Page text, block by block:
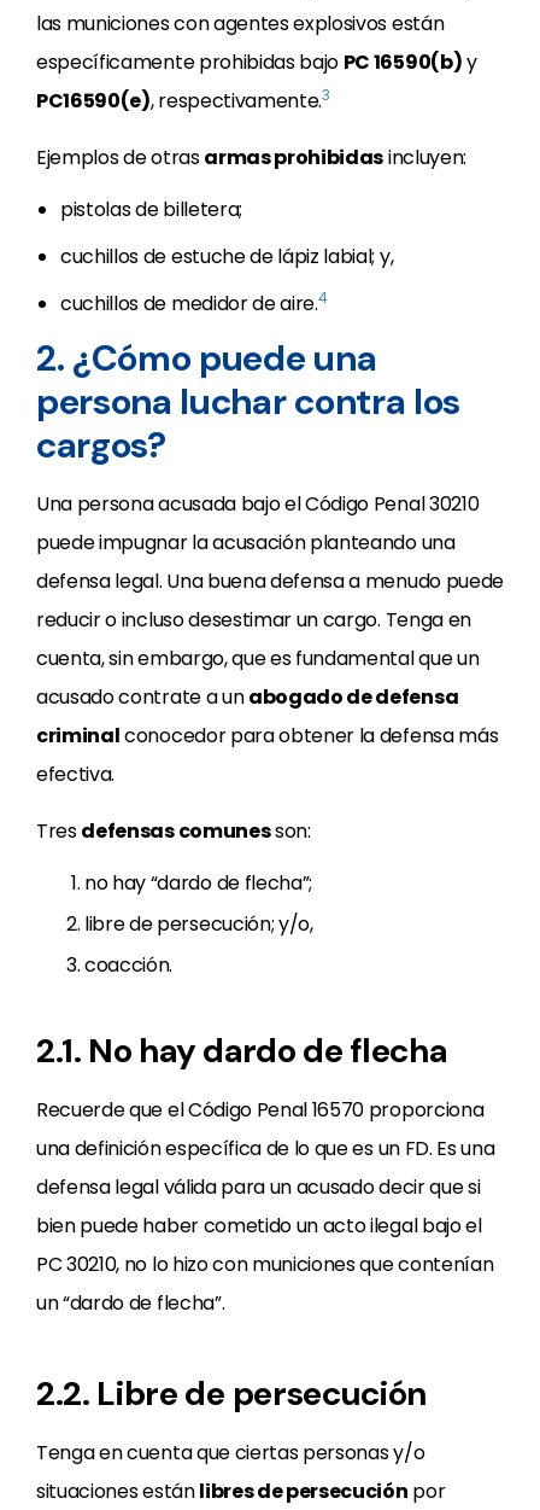
las municiones con agentes explosivos están
específicamente prohibidas bajo PC 16590(b)y
PC16590(e), respectivamente.3
Ejemplos de otrasarmas prohibidasincluyen:
pistolas de billetera;
cuchillos de estuche de lápiz labial; y,
cuchillos de medidor de aire.4
2. ¿Cómo puede una
persona luchar contra los
cargos?
Una persona acusada bajo el Código Penal 30210
puede impugnar la acusación planteando una
defensa legal. Una buena defensa a menudo puede
reducir o incluso desestimar un cargo. Tenga en
cuenta, sin embargo, que es fundamental que un
acusado contrate a unabogado de defensa
criminalconocedor para obtener la defensa más
efectiva.
Tresdefensas comunesson:
no hay “dardo de flecha”;
libre de persecución; y/o,
coacción.
2.1. No hay dardo de flecha
Recuerde que el Código Penal 16570 proporciona
una definición específica de lo que es un FD. Es una
defensa legal válida para un acusado decir que si
bien puede haber cometido un acto ilegal bajo el
PC 30210, no lo hizo con municiones que contenían
un “dardo de flecha”.
2.2. Libre de persecución
Tenga en cuenta que ciertas personas y/o
situaciones estánlibres de persecución por